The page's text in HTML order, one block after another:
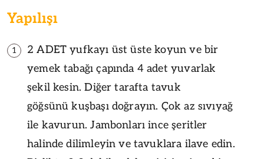
Yapılışı
1
2 ADET yufkayı üst üste koyun ve bir
yemek tabağı çapında 4 adet yuvarlak
şekil kesin. Diğer tarafta tavuk
göğsünü kuşbaşı doğrayın. Çok az sıvıyağ
ile kavurun. Jambonları ince şeritler
halinde dilimleyin ve tavuklara ilave edin.